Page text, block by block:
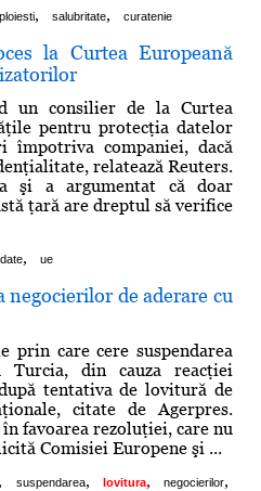
ploiesti, salubritate, curatenie
la Curtea Europeană
un consilier de la Curtea
pentru protecţia datelor
companiei, dacă
relatează Reuters.
şi a argumentat că doar
ţară are dreptul să verifice
date, ue
negocierilor de aderare cu
prin care cere suspendarea
din cauza reacţiei
tentativa de lovitură de
citate de Agerpres.
favoarea rezoluţiei, care nu
Comisiei Europene şi ...
, suspendarea, lovitura, negocierilor,